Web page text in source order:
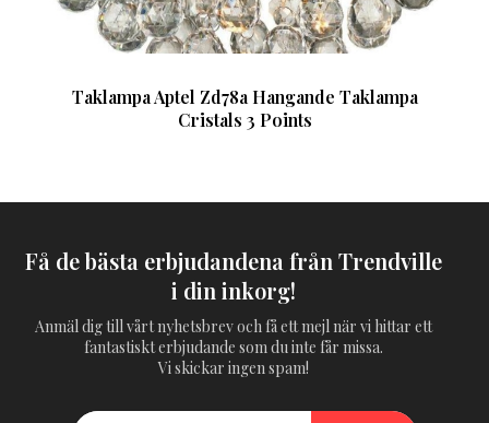
Taklampa Aptel Zd78a Hangande Taklampa
Cristals 3 Points
Få de bästa erbjudandena från Trendville
i din inkorg!
Anmäl dig till vårt nyhetsbrev och få ett mejl när vi hittar ett
fantastiskt erbjudande som du inte får missa.
Vi skickar ingen spam!